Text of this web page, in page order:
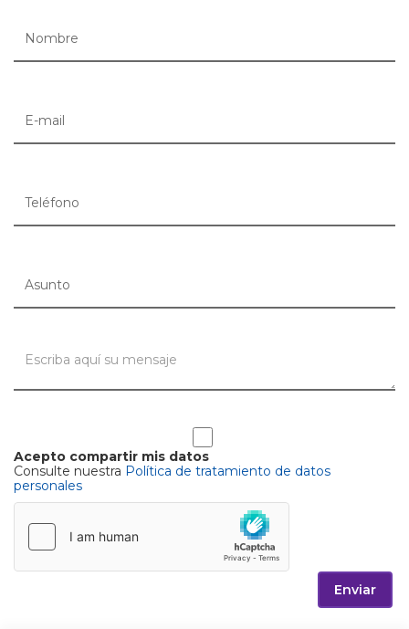
Acepto compartir mis datos
Consulte nuestra Política de tratamiento de datos
personales
Enviar